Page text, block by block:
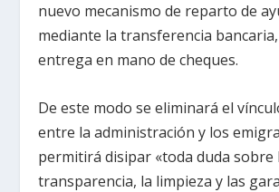
nuevo mecanismo de reparto de
mediante la transferencia
entrega en mano de cheques.
De este modo se eliminará el
entre la administración y los
permitirá disipar «toda duda sobre
transparencia, la limpieza y las